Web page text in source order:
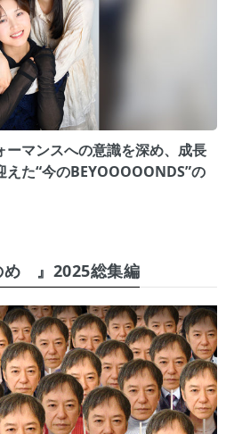
ーマンスへの意識を深め、成長
た“今のBEYOOOOONDS”の
め゙』2025総集編